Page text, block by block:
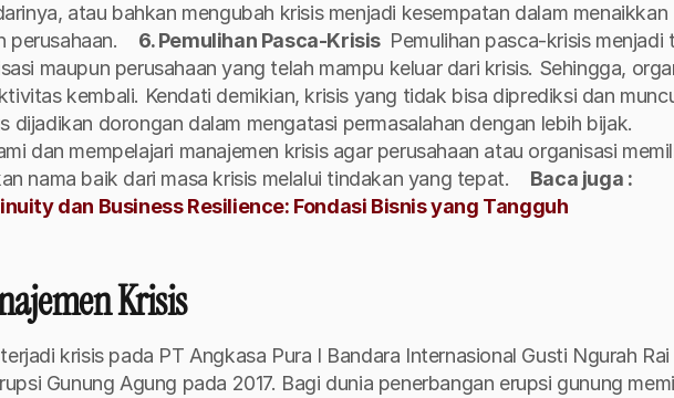
atau bahkan mengubah krisis menjadi kesempatan dalam menaikkan
perusahaan.
6. Pemulihan Pasca-Krisis Pemulihan pasca-krisis menjadi
maupun perusahaan yang telah mampu keluar dari krisis. Sehingga,
kembali. Kendati demikian, krisis yang tidak bisa diprediksi dan
dijadikan dorongan dalam mengatasi permasalahan dengan lebih bijak.
dan mempelajari manajemen krisis agar perusahaan atau organisasi
nama baik dari masa krisis melalui tindakan yang tepat.
dan Business Resilience: Fondasi Bisnis yang Tangguh
Krisis
krisis pada PT Angkasa Pura I Bandara Internasional Gusti Ngurah Rai
Gunung Agung pada 2017. Bagi dunia penerbangan erupsi gunung